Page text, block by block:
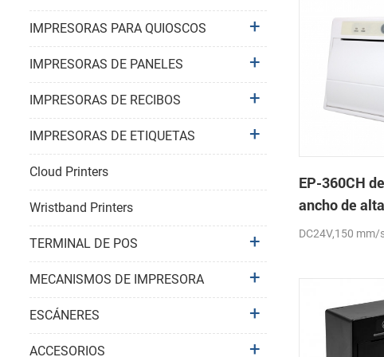
EP-360CH
ancho de
mini panel
DC24V,150 mm/
IMPRESORAS PARA QUIOSCOS
IMPRESORAS DE PANELES
IMPRESORAS DE RECIBOS
IMPRESORAS DE ETIQUETAS
Cloud Printers
Wristband Printers
TERMINAL DE POS
MECANISMOS DE IMPRESORA
ESCÁNERES
ACCESORIOS